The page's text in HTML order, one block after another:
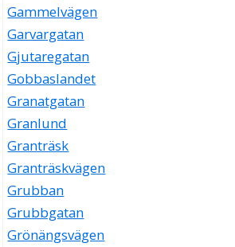
Gammelvägen
Garvargatan
Gjutaregatan
Gobbaslandet
Granatgatan
Granlund
Granträsk
Granträskvägen
Grubban
Grubbgatan
Grönängsvägen